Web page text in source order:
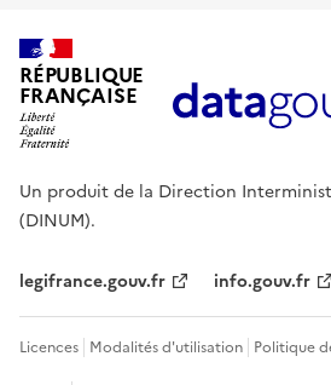
RÉPUBLIQUE
FRANÇAISE
Un produit de la Direction
(DINUM).
legifrance.gouv.fr info.gouv.fr
Licences Modalités d'utilisation Politique